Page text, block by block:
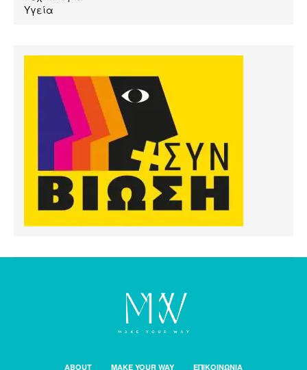
Υγεία
ABOUT MAKE YOUR WAY ΕΠΙΚΟΙΝΩΝΙΑ